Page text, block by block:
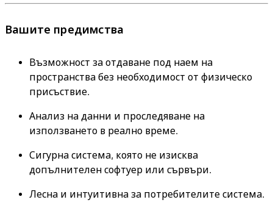
Вашите предимства
Възможност за отдаване под наем на
пространства без необходимост от физическо
присъствие.
Анализ на данни и проследяване на
използването в реално време.
Сигурна система, която не изисква
допълнителен софтуер или сървъри.
Лесна и интуитивна за потребителите система.